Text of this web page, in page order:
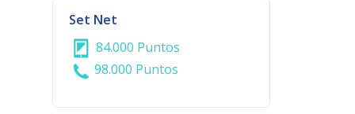
Set Net
84.000 Puntos
98.000 Puntos